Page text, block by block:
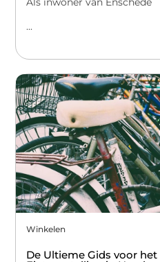
...
Winkelen
De Ultieme Gids voor het